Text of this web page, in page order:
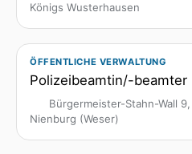
Königs Wusterhausen
ÖFFENTLICHE VERWALTUNG
Polizeibeamtin/-beamter
Bürgermeister-Stahn-Wall
Nienburg (Weser)